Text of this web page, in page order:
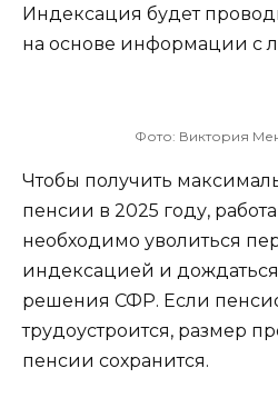
Индексация будет
на основе информации с
Фото: Виктория
Чтобы получить
пенсии в 2025 году,
необходимо уволиться
индексацией и дождаться
решения СФР. Если
трудоустроится, размер
пенсии сохранится.